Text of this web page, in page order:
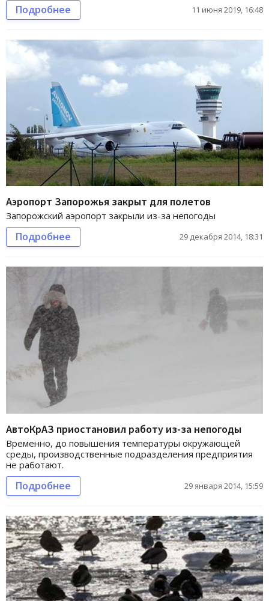
Подробнее 11 июня 2019, 16:48
Аэропорт Запорожья закрыт для полетов
Запорожский аэропорт закрыли из-за непогоды
Подробнее 29 декабря 2014, 18:31
АвтоКрАЗ приостановил работу из-за непогоды
Временно, до повышения температуры окружающей
среды, производственные подразделения предприятия
не работают.
Подробнее 29 января 2014, 15:59